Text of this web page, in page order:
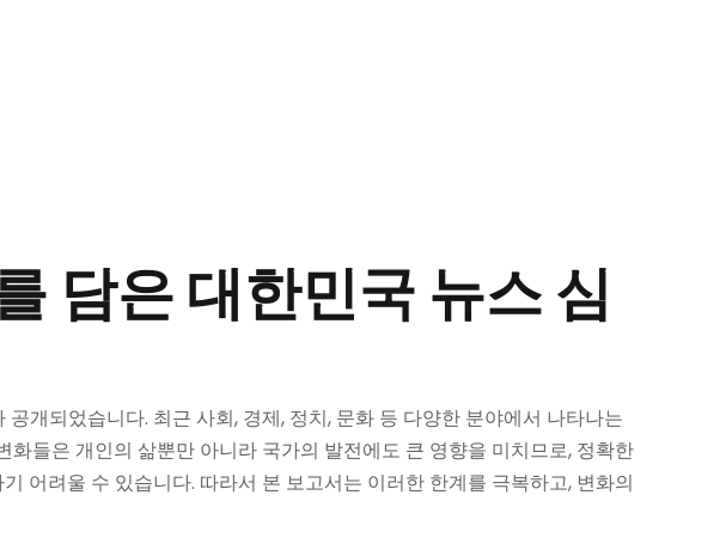
담은 대한민국 뉴스 심
개되었습니다. 최근 사회, 경제, 정치, 문화 등 다양한 분야에서 나타나는
들은 개인의 삶뿐만 아니라 국가의 발전에도 큰 영향을 미치므로, 정확한
어려울 수 있습니다. 따라서 본 보고서는 이러한 한계를 극복하고, 변화의